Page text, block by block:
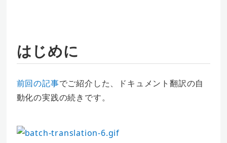
はじめに
前回の記事でご紹介した、ドキュメント翻訳の自
動化の実践の続きです。